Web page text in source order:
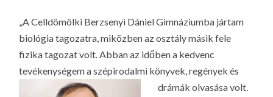
O
KI
G
„A Celldömölki Berzsenyi Dániel Gimnáziumba jártam
biológia tagozatra, miközben az osztály másik fele
fizika tagozat volt. Abban az időben a kedvenc
tevékenységem a szépirodalmi könyvek, regények és
drámák olvasása volt.